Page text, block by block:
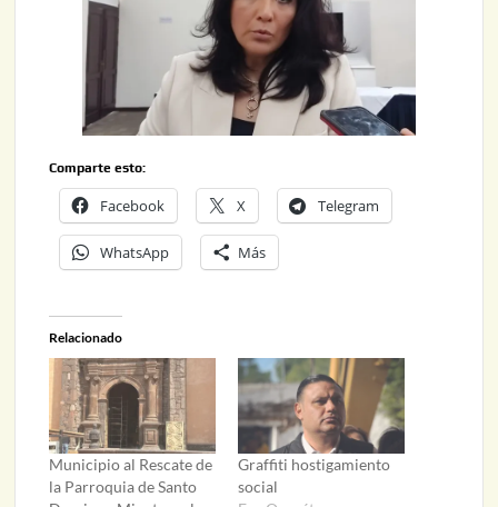
Comparte esto:
Facebook X Telegram
WhatsApp Más
Relacionado
Municipio al Rescate de
la Parroquia de Santo
Graffiti hostigamiento
social